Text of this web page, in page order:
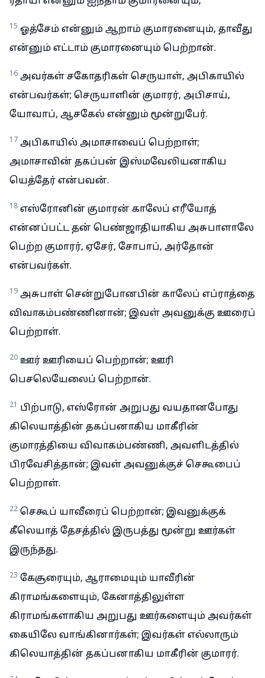
15 ஓத்சேம் என்னும் ஆறாம் குமாரனையும், தாவீது
என்னும் எட்டாம் குமாரனையும் பெற்றான்.
16 அவர்கள் சகோதரிகள் செருயாள், அபிகாயில்
என்பவர்கள்; செருயாளின் குமாரர், அபிசாய்,
யோவாப், ஆசகேல் என்னும் மூன்றுபேர்.
17 அபிகாயில் அமாசாவைப் பெற்றாள்;
அமாசாவின் தகப்பன் இஸ்மவேலியனாகிய
யெத்தேர் என்பவன்.
18 எஸ்ரோனின் குமாரன் காலேப் எரீயோத்
என்னப்பட்ட தன் பெண்ஜாதியாகிய அசுபாளாலே
பெற்ற குமாரர், ஏசேர், சோபாப், அர்தோன்
என்பவர்கள்.
19 அசுபாள் சென்றுபோனபின் காலேப் எப்ராத்தை
விவாகம்பண்ணினான்; இவள் அவனுக்கு ஊரைப்
பெற்றாள்.
20 ஊர் ஊரியைப் பெற்றான்; ஊரி
பெசலெயேலைப் பெற்றான்.
21 பிற்பாடு, எஸ்ரோன் அறுபது வயதானபோது
கிலெயாத்தின் தகப்பனாகிய மாகீரின்
குமாரத்தியை விவாகம்பண்ணி, அவளிடத்தில்
பிரவேசித்தான்; இவள் அவனுக்குச் செகூபைப்
பெற்றாள்.
22 செகூப் யாவீரைப் பெற்றான்; இவனுக்குக்
கீலெயாத் தேசத்தில் இருபத்து மூன்று ஊர்கள்
இருந்தது.
23 கேசூரையும், ஆராமையும் யாவீரின்
கிராமங்களையும், கேனாத்திலுள்ள
கிராமங்களாகிய அறுபது ஊர்களையும் அவர்கள்
கையிலே வாங்கினார்கள்; இவர்கள் எல்லாரும்
கிலெயாத்தின் தகப்பனாகிய மாகீரின் குமாரர்.